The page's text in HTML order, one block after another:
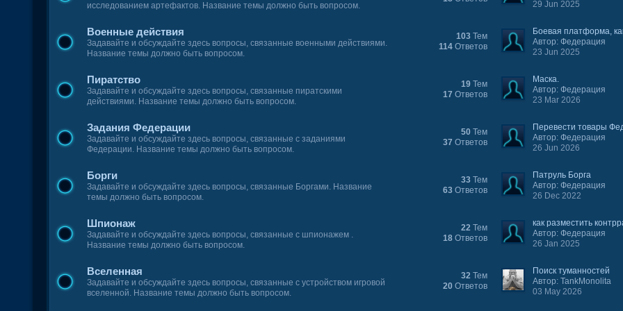
исследованием артефактов. Название темы должно быть вопросом.
29 Jun 2025
Военные действия
Задавайте и обсуждайте здесь вопросы, связанные военными действиями.
Название темы должно быть вопросом.
103 Тем
114 Ответов
Боевая платформа,
Автор: Федерация
23 Jun 2025
Пиратство
Задавайте и обсуждайте здесь вопросы, связанные пиратскими
действиями. Название темы должно быть вопросом.
19 Тем
17 Ответов
Маска.
Автор: Федерация
23 Mar 2026
Задания Федерации
Задавайте и обсуждайте здесь вопросы, связанные с заданиями
Федерации. Название темы должно быть вопросом.
50 Тем
37 Ответов
Перевести товары
Автор: Федерация
26 Jun 2026
Борги
Задавайте и обсуждайте здесь вопросы, связанные Боргами. Название
темы должно быть вопросом.
33 Тем
63 Ответов
Патруль Борга
Автор: Федерация
26 Dec 2022
Шпионаж
Задавайте и обсуждайте здесь вопросы, связанные с шпионажем .
Название темы должно быть вопросом.
22 Тем
18 Ответов
как разместить
Автор: Федерация
26 Jan 2025
Вселенная
Задавайте и обсуждайте здесь вопросы, связанные с устройством игровой
вселенной. Название темы должно быть вопросом.
32 Тем
20 Ответов
Поиск туманностей
Автор: TankMonolita
03 May 2026